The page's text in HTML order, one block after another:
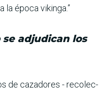
la época vikinga.”
adjudican los
de cazadores - recolec­